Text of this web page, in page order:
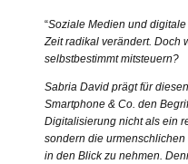
“Soziale Medien und
Zeit radikal verändert. Doch
selbstbestimmt mitsteuern?
Sabria David prägt für
Smartphone & Co. den
Digitalisierung nicht als ein
sondern die
in den Blick zu nehmen.